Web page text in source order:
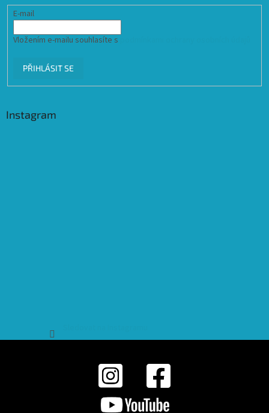
E-mail
Vložením e-mailu souhlasíte s
PŘIHLÁSIT SE
Instagram